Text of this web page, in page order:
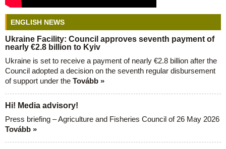
ENGLISH NEWS
Ukraine Facility: Council approves seventh payment of
nearly €2.8 billion to Kyiv
Ukraine is set to receive a payment of nearly €2.8 billion after the
Council adopted a decision on the seventh regular disbursement
of support under the Tovább »
Hi! Media advisory!
Press briefing – Agriculture and Fisheries Council of 26 May 2026
Tovább »